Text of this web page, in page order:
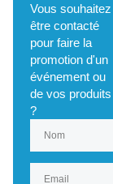
Vous souhaitez
être contacté
pour faire la
promotion d'un
événement ou
de vos produits
?